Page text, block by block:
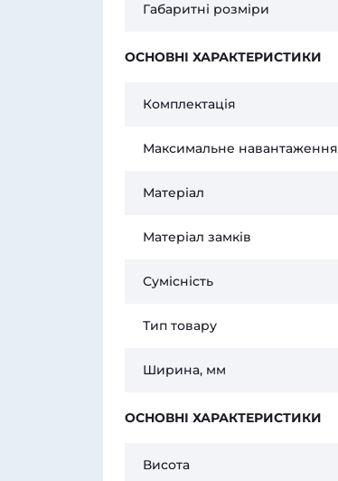
Габаритні розміри
ОСНОВНІ ХАРАКТЕРИСТИКИ
Комплектація
Максимальне навантаження
Матеріал
Матеріал замків
Сумісність
Тип товару
Ширина, мм
ОСНОВНІ ХАРАКТЕРИСТИКИ
Висота